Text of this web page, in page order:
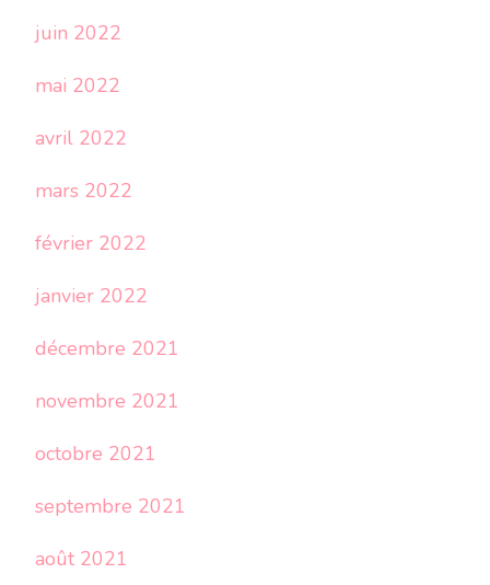
juin 2022
mai 2022
avril 2022
mars 2022
février 2022
janvier 2022
décembre 2021
novembre 2021
octobre 2021
septembre 2021
août 2021